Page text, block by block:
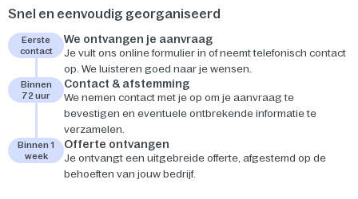
Snel en eenvoudig georganiseerd
Eerste
contact
We ontvangen je aanvraag
Je vult ons online formulier in of neemt telefonisch contact
op. We luisteren goed naar je wensen.
Binnen
72 uur
Contact & afstemming
We nemen contact met je op om je aanvraag te
bevestigen en eventuele ontbrekende informatie te
verzamelen.
Binnen 1
week
Offerte ontvangen
Je ontvangt een uitgebreide offerte, afgestemd op de
behoeften van jouw bedrijf.